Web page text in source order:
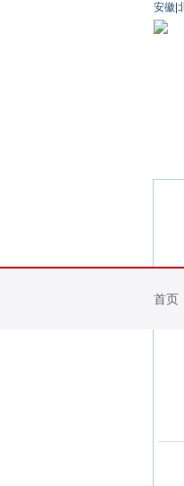
安徽
首页